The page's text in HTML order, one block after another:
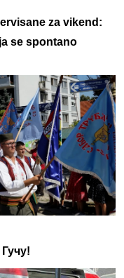
za vikend:
se spontano